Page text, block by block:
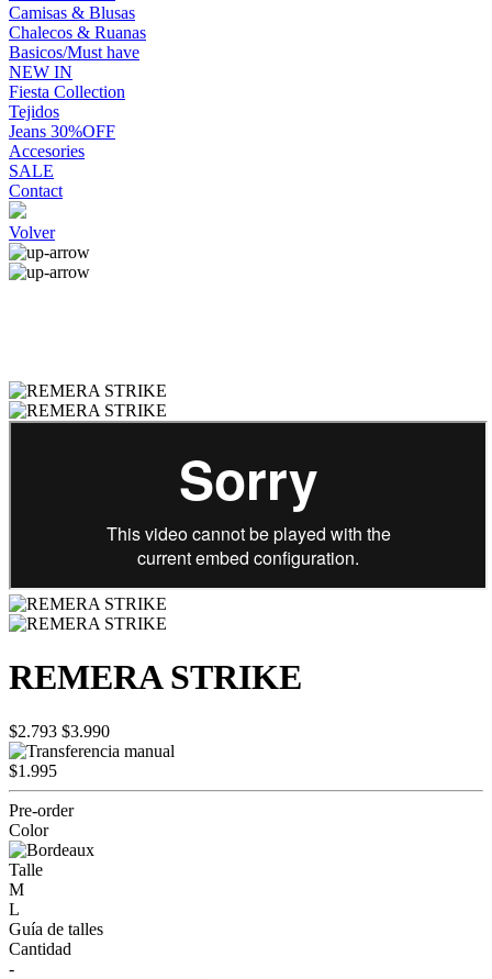
Camisas & Blusas
Chalecos & Ruanas
Basicos/Must have
NEW IN
Fiesta Collection
Tejidos
Jeans 30%OFF
Accesories
SALE
Contact
Volver
REMERA STRIKE
$2.793 $3.990
$1.995
Pre-order
Color
Talle
M
L
Guía de talles
Cantidad
-